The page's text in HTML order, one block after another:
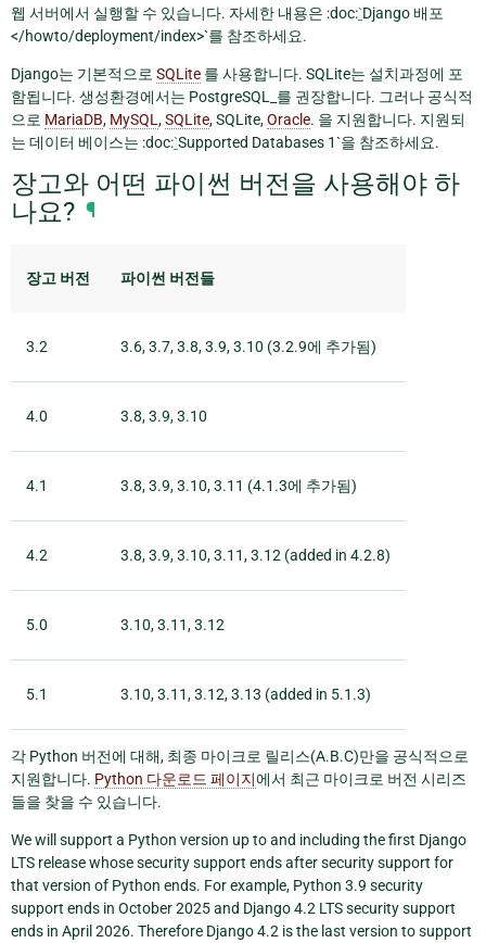
웹 서버에서 실행할 수 있습니다. 자세한 내용은 :doc:`Django 배포
</howto/deployment/index>`를 참조하세요.
Django는 기본적으로 SQLite 를 사용합니다. SQLite는 설치과정에 포
함됩니다. 생성환경에서는 PostgreSQL_를 권장합니다. 그러나 공식적
으로 MariaDB, MySQL ,SQLite, SQLite,Oracle. 을 지원합니다. 지원되
는 데이터 베이스는 :doc:`Supported Databases 1`을 참조하세요.
장고와 어떤 파이썬 버전을 사용해야 하
나요? ¶
장고 버전 파이썬 버전들
3.2 3.6, 3.7, 3.8, 3.9, 3.10 (3.2.9에 추가됨)
4.0 3.8, 3.9, 3.10
4.1 3.8, 3.9, 3.10, 3.11 (4.1.3에 추가됨)
4.2 3.8, 3.9, 3.10, 3.11, 3.12 (added in 4.2.8)
5.0 3.10, 3.11, 3.12
5.1 3.10, 3.11, 3.12, 3.13 (added in 5.1.3)
각 Python 버전에 대해, 최종 마이크로 릴리스(A.B.C)만을 공식적으로
지원합니다. Python 다운로드 페이지에서 최근 마이크로 버전 시리즈
들을 찾을 수 있습니다.
We will support a Python version up to and including the first Django
LTS release whose security support ends after security support for
that version of Python ends. For example, Python 3.9 security
support ends in October 2025 and Django 4.2 LTS security support
ends in April 2026. Therefore Django 4.2 is the last version to support